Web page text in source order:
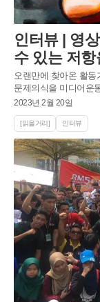
인터뷰 | 영
수 있는 저항
오랜만에 찾아온 활
문제의식을 미디어운
2023년 2월 20일
[읽을거리] 인터뷰